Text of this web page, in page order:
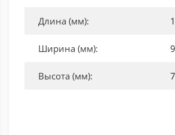
Длина (мм):
Ширина (мм):
Высота (мм):